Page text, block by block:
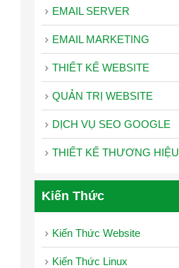
EMAIL SERVER
EMAIL MARKETING
THIẾT KẾ WEBSITE
QUẢN TRỊ WEBSITE
DỊCH VỤ SEO GOOGLE
THIẾT KẾ THƯƠNG HIỆU
Kiến Thức
Kiến Thức Website
Kiến Thức Linux